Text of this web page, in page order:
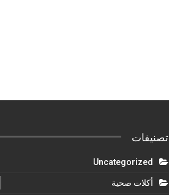
تصنيفات
Uncategorized
أكلات صحية